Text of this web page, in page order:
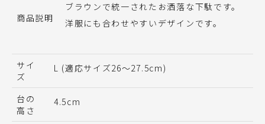
商品説明
ブラウンで統一されたお洒落な下駄です。
洋服にも合わせやすいデザインです。
サイ
ズ
L (適応サイズ26～27.5cm)
台の
高さ
4.5cm